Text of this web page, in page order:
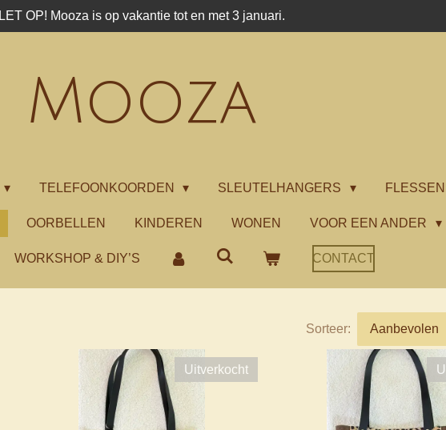
LET OP! Mooza is op vakantie tot en met 3 januari.
Mooza
TELEFOONKOORDEN SLEUTELHANGERS
OORBELLEN KINDEREN WONEN VOOR EEN ANDER
WORKSHOP & DIY’S CONTACT
Sorteer:
Uitverkocht